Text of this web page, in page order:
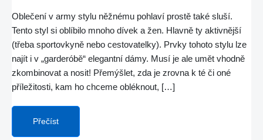
Oblečení v army stylu něžnému pohlaví prostě také sluší.
Tento styl si oblíbilo mnoho dívek a žen. Hlavně ty aktivnější
(třeba sportovkyně nebo cestovatelky). Prvky tohoto stylu lze
najít i v „garderóbě“ elegantní dámy. Musí je ale umět vhodně
zkombinovat a nosit! Přemýšlet, zda je zrovna k té či oné
příležitosti, kam ho chceme obléknout, […]
Přečíst